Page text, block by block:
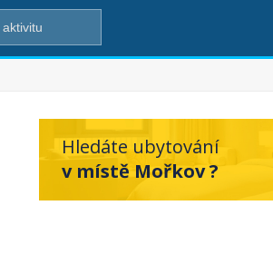
Hledáte ubytování
v místě Mořkov ?